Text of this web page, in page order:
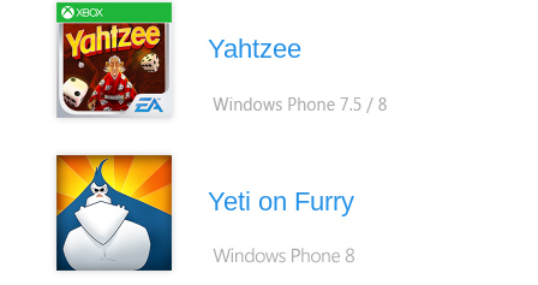
Yahtzee
Yeti on Furry